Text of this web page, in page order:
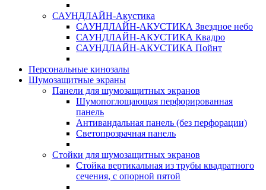
САУНДЛАЙН-Акустика
САУНДЛАЙН-АКУСТИКА Звездное небо
САУНДЛАЙН-АКУСТИКА Квадро
САУНДЛАЙН-АКУСТИКА Пойнт
Персональные кинозалы
Шумозащитные экраны
Панели для шумозащитных экранов
Шумопоглощающая перфорированная
панель
Антивандальная панель (без перфорации)
Светопрозрачная панель
Стойки для шумозащитных экранов
Стойка вертикальная из трубы квадратного
сечения, с опорной пятой